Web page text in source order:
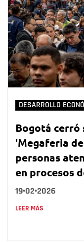
DESARROLLO
Bogotá cerró
'Megaferia
personas
en procesos
19•02•2026
LEER MÁS